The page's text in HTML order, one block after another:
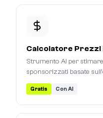
Calcolatore Prezzi
Strumento AI per
sponsorizzati basate
Gratis Con AI